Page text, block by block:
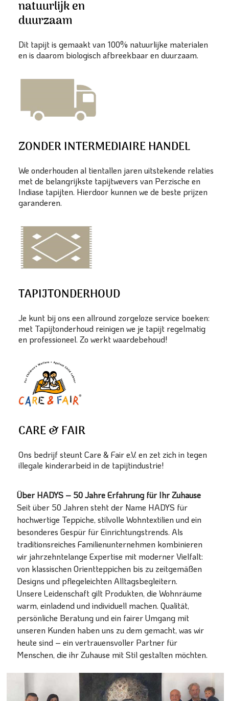
natuurlijk en
duurzaam
Dit tapijt is gemaakt van 100% natuurlijke materialen
en is daarom biologisch afbreekbaar en duurzaam.
ZONDER INTERMEDIAIRE HANDEL
We onderhouden al tientallen jaren uitstekende relaties
met de belangrijkste tapijtwevers van Perzische en
Indiase tapijten. Hierdoor kunnen we de beste prijzen
garanderen.
TAPIJTONDERHOUD
Je kunt bij ons een allround zorgeloze service boeken:
met Tapijtonderhoud reinigen we je tapijt regelmatig
en professioneel. Zo werkt waardebehoud!
CARE & FAIR
Ons bedrijf steunt Care & Fair e.V. en zet zich in tegen
illegale kinderarbeid in de tapijtindustrie!
Über HADYS – 50 Jahre Erfahrung für Ihr Zuhause
Seit über 50 Jahren steht der Name HADYS für
hochwertige Teppiche, stilvolle Wohntextilien und ein
besonderes Gespür für Einrichtungstrends. Als
traditionsreiches Familienunternehmen kombinieren
wir jahrzehntelange Expertise mit moderner Vielfalt:
von klassischen Orientteppichen bis zu zeitgemäßen
Designs und pflegeleichten Alltagsbegleitern.
Unsere Leidenschaft gilt Produkten, die Wohnräume
warm, einladend und individuell machen. Qualität,
persönliche Beratung und ein fairer Umgang mit
unseren Kunden haben uns zu dem gemacht, was wir
heute sind – ein vertrauensvoller Partner für
Menschen, die ihr Zuhause mit Stil gestalten möchten.